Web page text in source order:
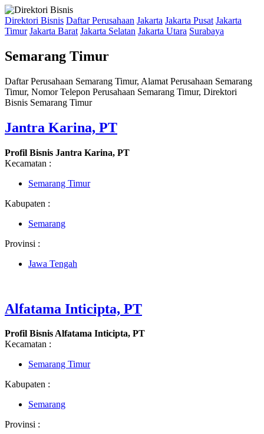
Direktori Bisnis Daftar Perusahaan Jakarta Jakarta Pusat Jakarta
Timur Jakarta Barat Jakarta Selatan Jakarta Utara Surabaya
Semarang Timur
Daftar Perusahaan Semarang Timur, Alamat Perusahaan Semarang
Timur, Nomor Telepon Perusahaan Semarang Timur, Direktori
Bisnis Semarang Timur
Jantra Karina, PT
Profil Bisnis Jantra Karina, PT
Kecamatan :
Semarang Timur
Kabupaten :
Semarang
Provinsi :
Jawa Tengah
Alfatama Inticipta, PT
Profil Bisnis Alfatama Inticipta, PT
Kecamatan :
Semarang Timur
Kabupaten :
Semarang
Provinsi :